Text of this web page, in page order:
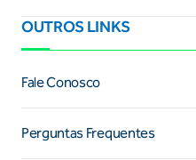
OUTROS LINKS
Fale Conosco
Perguntas Frequentes